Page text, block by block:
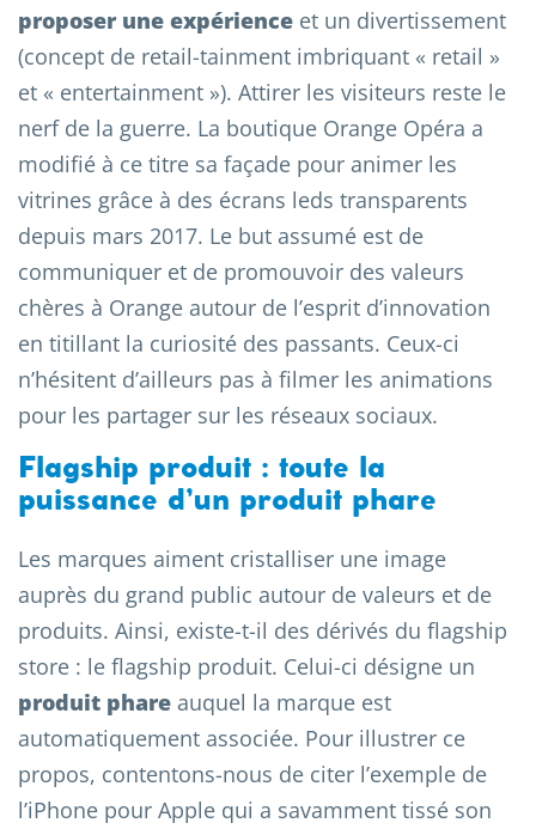
proposer une expérience et un divertissement
(concept de retail-tainment imbriquant « retail »
et « entertainment »). Attirer les visiteurs reste le
nerf de la guerre. La boutique Orange Opéra a
modifié à ce titre sa façade pour animer les
vitrines grâce à des écrans leds transparents
depuis mars 2017. Le but assumé est de
communiquer et de promouvoir des valeurs
chères à Orange autour de l’esprit d’innovation
en titillant la curiosité des passants. Ceux-ci
n’hésitent d’ailleurs pas à filmer les animations
pour les partager sur les réseaux sociaux.
Flagship produit : toute la
puissance d’un produit phare
Les marques aiment cristalliser une image
auprès du grand public autour de valeurs et de
produits. Ainsi, existe-t-il des dérivés du flagship
store : le flagship produit. Celui-ci désigne un
produit phare auquel la marque est
automatiquement associée. Pour illustrer ce
propos, contentons-nous de citer l’exemple de
l’iPhone pour Apple qui a savamment tissé son